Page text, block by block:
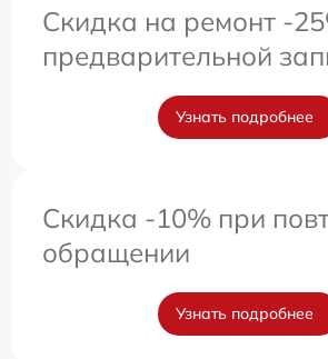
Скидка на ремонт -
предварительной
Узнать подробнее
Скидка -10% при
обращении
Узнать подробнее